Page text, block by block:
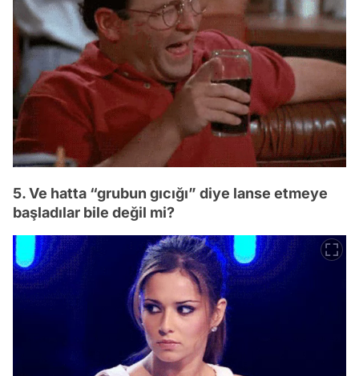
5. Ve hatta “grubun gıcığı” diye lanse etmeye
başladılar bile değil mi?